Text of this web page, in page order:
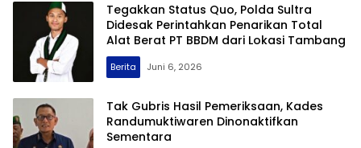
Tegakkan Status Quo, Polda Sultra
Didesak Perintahkan Penarikan Total
Alat Berat PT BBDM dari Lokasi Tambang
Berita Juni 6, 2026
Tak Gubris Hasil Pemeriksaan, Kades
Randumuktiwaren Dinonaktifkan
Sementara